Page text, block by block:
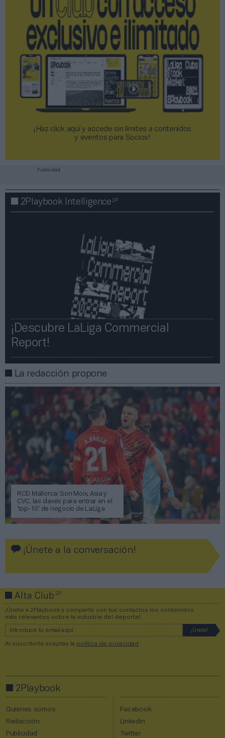
¡Haz click aquí y accede sin límites a contenidos
y eventos para Socios!​​​​​​​
Publicidad
2Playbook Intelligence2P
¡Descubre LaLiga Commercial
Report!​​
La redacción propone
RCD Mallorca: Son Moix, Asia y
CVC, las claves para entrar en el
‘top-10’ de negocio de LaLiga
¡Únete a la conversación!
Alta Club2P
¡Únete a 2Playbook y comparte con tus contactos los contenidos
más relevantes sobre la industria del deporte!
Al suscribirte aceptas la política de privacidad
2Playbook
Quiénes somos
Redacción
Publicidad
Facebook
Linkedin
Twitter